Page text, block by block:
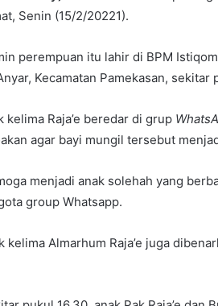
Senin (15/2/20221).
perempuan itu lahir di BPM
Kecamatan Pamekasan, sekitar
kelima Raja’e beredar di grup
agar bayi mungil tersebut
menjadi anak solehah yang
group Whatsapp.
kelima Almarhum Raja’e juga